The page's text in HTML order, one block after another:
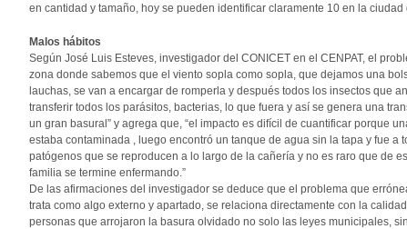
en cantidad y tamaño, hoy se pueden identificar claramente 10 en la ciudad
Malos hábitos
Según José Luis Esteves, investigador del CONICET en el CENPAT, el
zona donde sabemos que el viento sopla como sopla, que dejamos una
lauchas, se van a encargar de romperla y después todos los insectos que
transferir todos los parásitos, bacterias, lo que fuera y así se genera una
un gran basural” y agrega que, “el impacto es difícil de cuantificar porque
estaba contaminada , luego encontró un tanque de agua sin la tapa y fue a
patógenos que se reproducen a lo largo de la cañería y no es raro que de
familia se termine enfermando.”
De las afirmaciones del investigador se deduce que el problema que
trata como algo externo y apartado, se relaciona directamente con la
personas que arrojaron la basura olvidado no solo las leyes municipales,